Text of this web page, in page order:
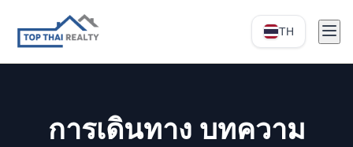
TH
การเดินทาง บทความ